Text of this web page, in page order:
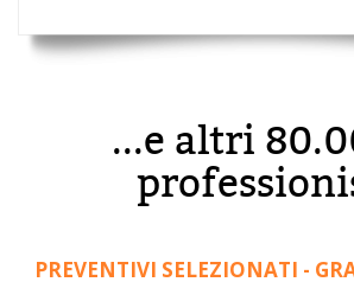
...e altri
PREVENTIVI SELEZIONATI -